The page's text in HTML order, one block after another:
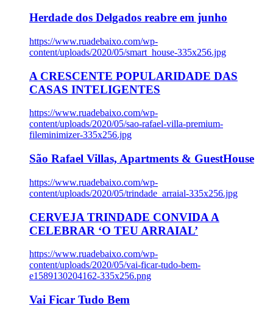
Herdade dos Delgados reabre em junho
https://www.ruadebaixo.com/wp-
content/uploads/2020/05/smart_house-335x256.jpg
A CRESCENTE POPULARIDADE DAS
CASAS INTELIGENTES
https://www.ruadebaixo.com/wp-
content/uploads/2020/05/sao-rafael-villa-premium-
fileminimizer-335x256.jpg
São Rafael Villas, Apartments & GuestHouse
https://www.ruadebaixo.com/wp-
content/uploads/2020/05/trindade_arraial-335x256.jpg
CERVEJA TRINDADE CONVIDA A
CELEBRAR ‘O TEU ARRAIAL’
https://www.ruadebaixo.com/wp-
content/uploads/2020/05/vai-ficar-tudo-bem-
e1589130204162-335x256.png
Vai Ficar Tudo Bem